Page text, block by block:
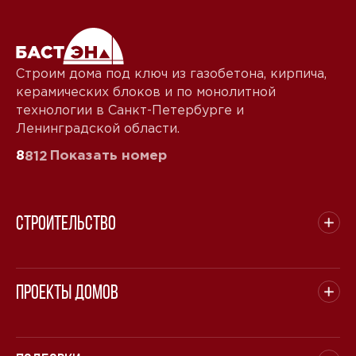
Строим дома под ключ из газобетона, кирпича,
керамических блоков и по монолитной
технологии в Санкт-Петербурге и
Ленинградской области.
8812 Показать номер
Строительство
Проекты домов